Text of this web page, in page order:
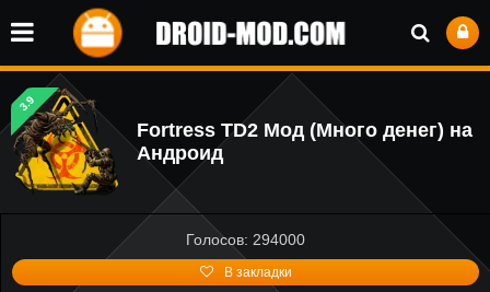
3.9
Fortress TD2 Мод (Много денег) на
Андроид
Голосов: 294000
В закладки